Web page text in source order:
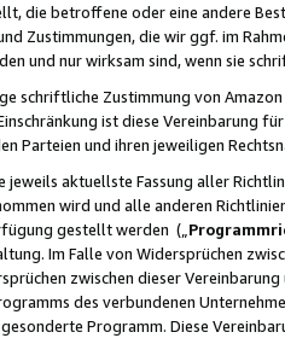
die betroffene oder eine andere
Zustimmungen, die wir ggf. im
und nur wirksam sind, wenn sie
schriftliche Zustimmung von
ist diese Vereinbarung
Parteien und ihren jeweiligen
jeweils aktuellste Fassung aller
wird und alle anderen
gestellt werden („
Im Falle von Widersprüchen
zwischen dieser
des verbundenen
Programm. Diese